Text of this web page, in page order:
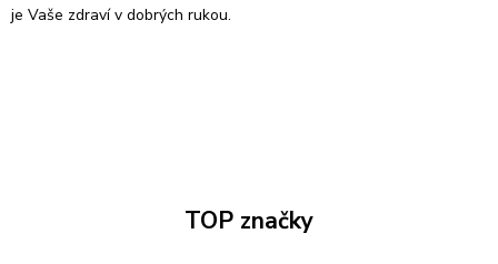
je Vaše zdraví v dobrých rukou.
TOP značky